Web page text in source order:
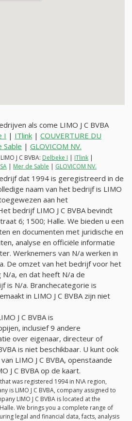
als come LIMO J C BVBA
I | ITlink | COUVERTURE DU
Sable | GLOVICOM NV.
J C BVBA: Delbeke I | ITlink |
| Mer de Sable | GLOVICOM NV.
dat 1994 is geregistreerd in de
naam van het bedrijf is LIMO
aan het
bedrijf LIMO J C BVBA bevindt
6; 1500; Halle. We bieden u een
en documenten met juridische en
analyse en officiële informatie
Werknemers van N/a werken in
. De omzet van het bedrijf voor het
N/a, en dat heeft N/a de
is N/a. Branchecategorie is
in LIMO J C BVBA zijn niet
J C BVBA is
inclusief 9 andere
over eigenaar, directeur of
is niet beschikbaar. U kunt ook
LIMO J C BVBA, openstaande
J C BVBA op de kaart.
was registered 1994 in N\A region,
is LIMO J C BVBA, company assigned to
LIMO J C BVBA is located at the
We brings you a complete range of
legal and financial data, facts, analysis